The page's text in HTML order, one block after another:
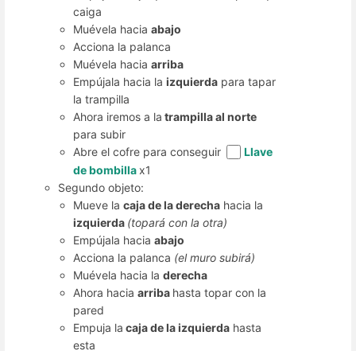
caiga
Muévela haciaabajo
Acciona la palanca
Muévela haciaarriba
Empújala hacia laizquierda para tapar
la trampilla
Ahora iremos a la trampilla al norte
para subir
Abre el cofre para conseguir
Llave
de bombillax1
Segundo objeto:
Mueve lacaja de la derecha hacia la
izquierda (topará con la otra)
Empújala haciaabajo
Acciona la palanca (el muro subirá)
Muévela hacia laderecha
Ahora haciaarriba hasta topar con la
pared
Empuja la caja de la izquierda hasta
esta